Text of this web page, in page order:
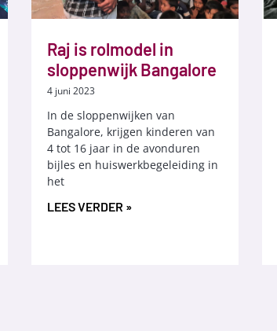
Raj is rolmodel in
sloppenwijk Bangalore
4 juni 2023
In de sloppenwijken van
Bangalore, krijgen kinderen van
4 tot 16 jaar in de avonduren
bijles en huiswerkbegeleiding in
het
LEES VERDER »